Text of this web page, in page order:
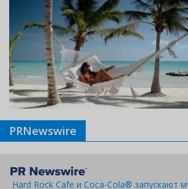
PRNewswire
Hard Rock Cafe и Coca-Cola® запускают